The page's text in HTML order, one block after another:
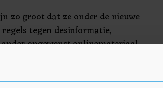
zo groot dat ze onder de nieuwe
tegen desinformatie,
ongewenst onlinemateriaal
in de hand eist de commissie nu
maatregelen die de bedrijven